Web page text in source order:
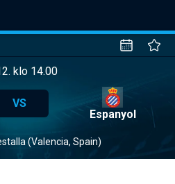
klo 14.00
VS
Espanyol
(Valencia, Spain)